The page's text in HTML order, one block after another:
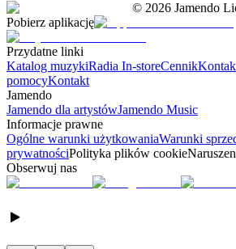
© 2026 Jamendo
Pobierz aplikację
Przydatne linki
Katalog muzykiRadia In-storeCennik
pomocyKontakt
Jamendo
Jamendo dla artystówJamendo Music
Informacje prawne
Ogólne warunki użytkowaniaWarunki
prywatnościPolityka plików cookie
Obserwuj nas